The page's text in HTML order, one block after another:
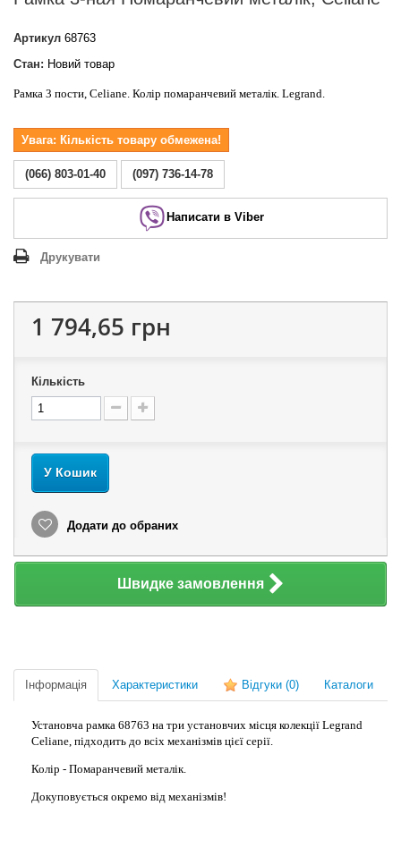
Артикул 68763
Стан: Новий товар
Рамка 3 пости, Celiane. Колір помаранчевий металік. Legrand.
Увага: Кількість товару обмежена!
(066) 803-01-40 (097) 736-14-78
Написати в Viber
Друкувати
1 794,65 грн
Кількість
У Кошик
Додати до обраних
Швидке замовлення
Інформація Характеристики Відгуки (0) Каталоги
Установча рамка 68763 на три установчих місця колекції Legrand
Celiane, підходить до всіх механізмів цієї серії.
Колір - Помаранчевий металік.
Докуповується окремо від механізмів!